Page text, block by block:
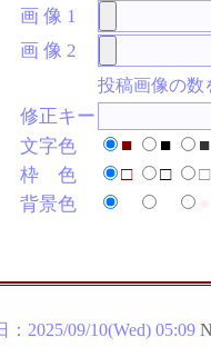
画 像 1
画 像 2
投稿画像の
修正キー
文字色 ■ ■ ■
枠 色
□ □ □
背景色
： 2025/09/10(Wed) 05:09